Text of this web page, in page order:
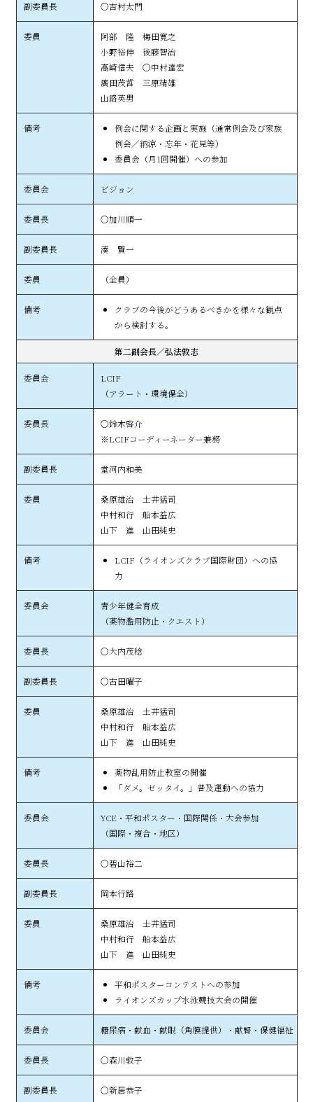
○吉村太門
阿部 隆 梅田寛之
小野裕伸 後藤智治
高崎信夫 ○中村達宏
廣田茂哲 三原靖雄
山路英男
例会に関する企画と実施（通常例会及び家族
例会／納涼・忘年・花見等）
委員会（月1回開催）への参加
ビジョン
○加川順一
湊 賢一
（全員）
クラブの今後がどうあるべきかを様々な観点
から検討する。
第二副会長／弘法敦志
LCIF
（アラート・環境保全）
○鈴木啓介
※LCIFコーディーネーター兼務
堂河内和美
桑原雄治 土井猛司
中村和行 船本益広
山下 進 山田純史
LCIF（ライオンズクラブ国際財団）への協
力
青少年健全育成
（薬物濫用防止・クエスト）
○大内茂稔
○古田曜子
桑原雄治 土井猛司
中村和行 船本益広
山下 進 山田純史
薬物乱用防止教室の開催
「ダメ。ゼッタイ。」普及運動への協力
YCE・平和ポスター・国際関係・大会参加
（国際・複合・地区）
○碧山裕二
岡本行路
桑原雄治 土井猛司
中村和行 船本益広
山下 進 山田純史
平和ポスターコンテストへの参加
ライオンズカップ水泳競技大会の開催
糖尿病・献血・献眼（角膜提供）・献腎・保健福祉
○森川敦子
○新居恭子